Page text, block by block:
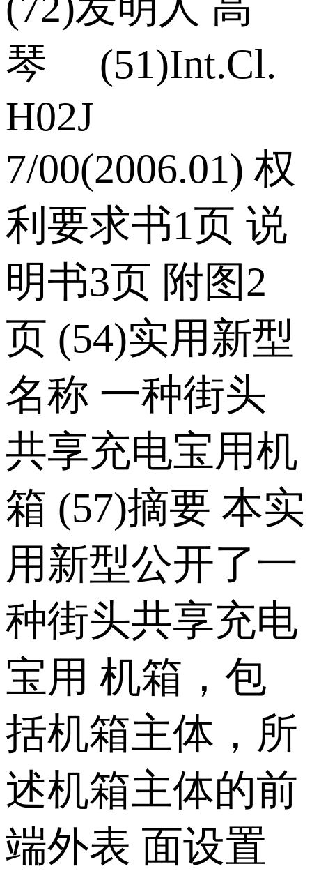
琴 (51)Int.Cl.
H02J
7/00(2006.01) 权
利要求书1页 说
明书3页 附图2
页 (54)实用新型
名称 一种街头
共享充电宝用机
箱 (57)摘要 本实
用新型公开了一
种街头共享充电
宝用 机箱，包
括机箱主体，所
述机箱主体的前
端外表 面设置